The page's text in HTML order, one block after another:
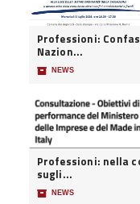
Professioni:
Nazion...
📦 NEWS
Professioni: nella
sugli...
📦 NEWS